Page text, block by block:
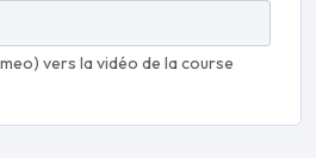
vers la vidéo de la course